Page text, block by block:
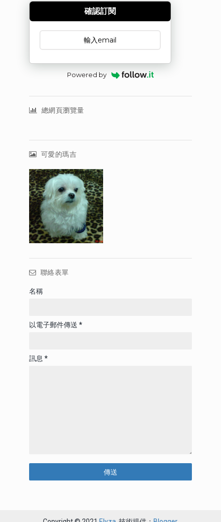
訂閱文章
確認訂閱
Powered by
總網頁瀏覽量
可愛的瑪吉
聯絡表單
名稱
以電子郵件傳送 *
訊息 *